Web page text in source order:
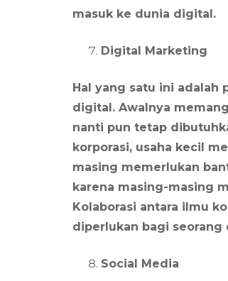
masuk ke dunia digital.
Digital Marketing
Hal yang satu ini adalah
digital. Awalnya
nanti pun tetap
korporasi, usaha kecil
masing memerlukan
karena masing-masing
Kolaborasi antara ilmu
diperlukan bagi
Social Media